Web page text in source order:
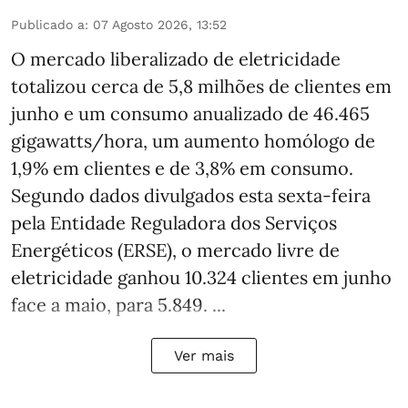
Publicado a: 07 Agosto 2026, 13:52
O mercado liberalizado de eletricidade
totalizou cerca de 5,8 milhões de clientes em
junho e um consumo anualizado de 46.465
gigawatts/hora, um aumento homólogo de
1,9% em clientes e de 3,8% em consumo.
Segundo dados divulgados esta sexta-feira
pela Entidade Reguladora dos Serviços
Energéticos (ERSE), o mercado livre de
eletricidade ganhou 10.324 clientes em junho
face a maio, para 5.849. ...
Ver mais